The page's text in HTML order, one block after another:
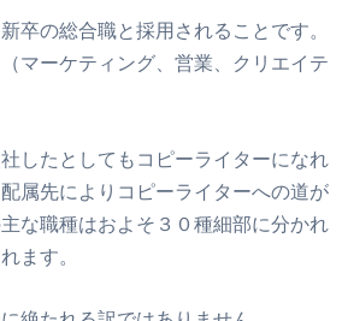
卒の総合職と採用されることです。
マーケティング、営業、クリエイテ
したとしてもコピーライターになれ
属先によりコピーライターへの道が
な職種はおよそ３０種細部に分かれ
ます。